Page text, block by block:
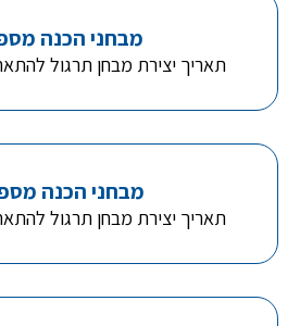
מבחני הכנה
תאריך יצירת מבחן תרגול להתאחדות:
מבחני הכנה
תאריך יצירת מבחן תרגול להתאחדות: